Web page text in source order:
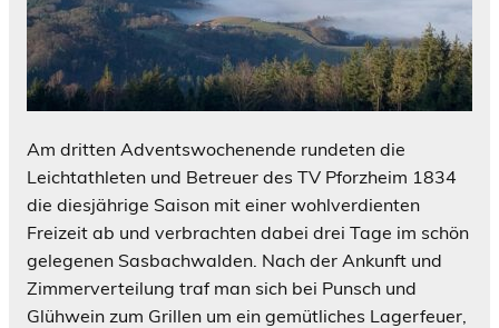
Am dritten Adventswochenende rundeten die
Leichtathleten und Betreuer des TV Pforzheim 1834
die diesjährige Saison mit einer wohlverdienten
Freizeit ab und verbrachten dabei drei Tage im schön
gelegenen Sasbachwalden. Nach der Ankunft und
Zimmerverteilung traf man sich bei Punsch und
Glühwein zum Grillen um ein gemütliches Lagerfeuer,